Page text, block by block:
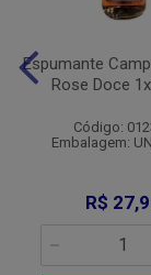
Espumante
Rose Doce
Código:
Embalagem:
R$